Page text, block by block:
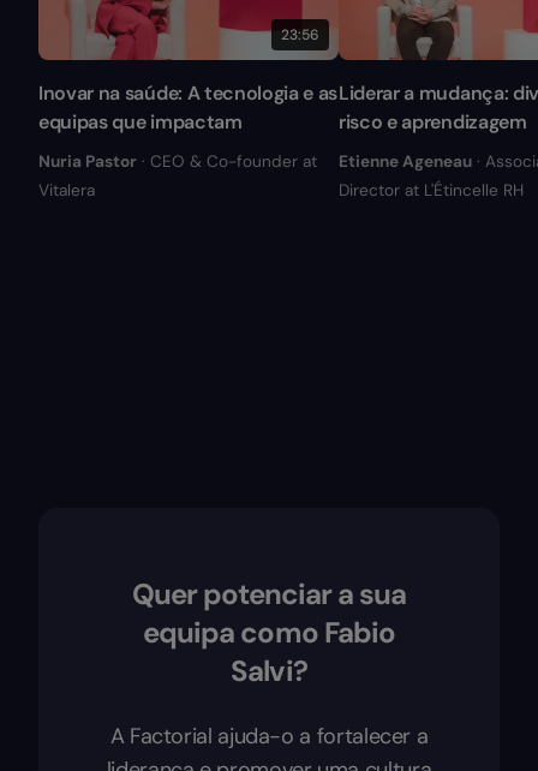
23:56
Inovar na saúde: A tecnologia e as
equipas que impactam
Nuria Pastor · CEO & Co-founder at
Vitalera
Liderar a mudança:
risco e aprendizagem
Etienne Ageneau ·
Director at L'Étincelle RH
Quer potenciar a sua
equipa como Fabio
Salvi?
A Factorial ajuda-o a fortalecer a